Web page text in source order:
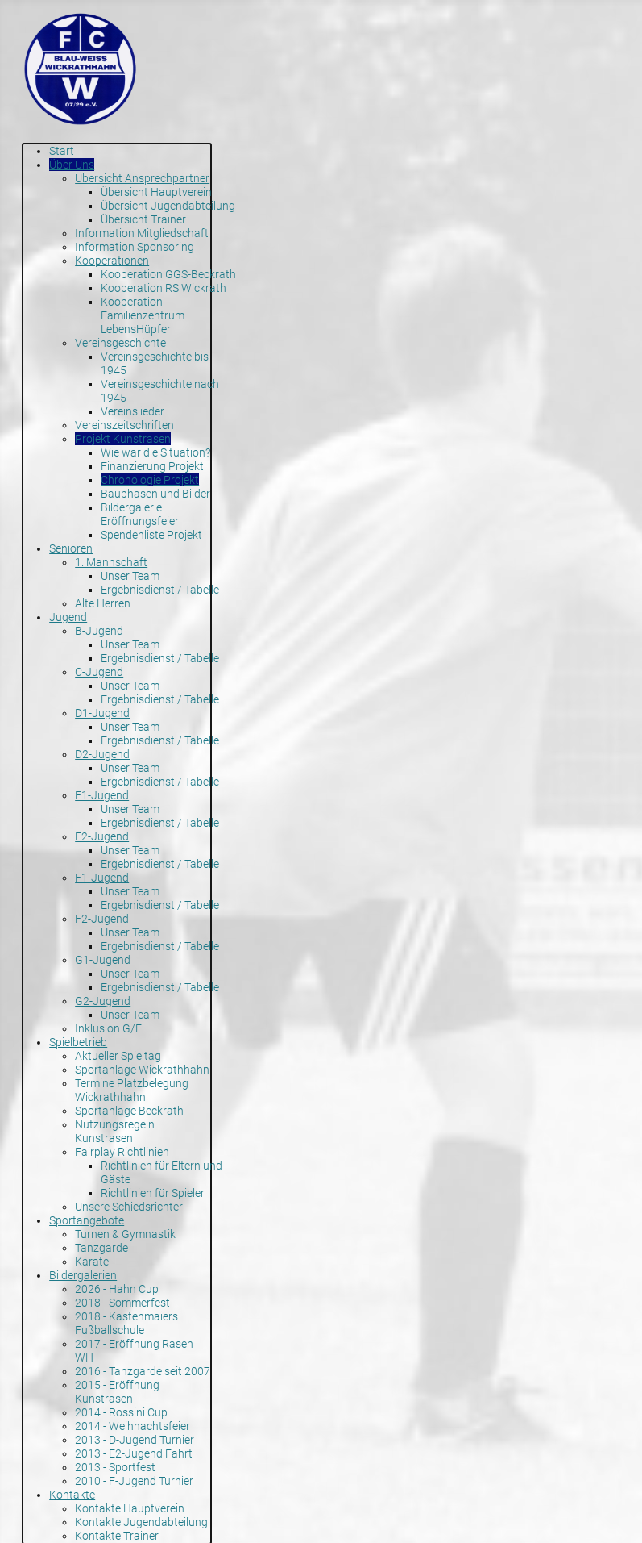
Start
Über Uns
Übersicht Ansprechpartner
Übersicht Hauptverein
Übersicht Jugendabteilung
Übersicht Trainer
Information Mitgliedschaft
Information Sponsoring
Kooperationen
Kooperation GGS-Beckrath
Kooperation RS Wickrath
Kooperation
Familienzentrum
LebensHüpfer
Vereinsgeschichte
Vereinsgeschichte bis
1945
Vereinsgeschichte nach
1945
Vereinslieder
Vereinszeitschriften
Projekt Kunstrasen
Wie war die Situation?
Finanzierung Projekt
Chronologie Projekt
Bauphasen und Bilder
Bildergalerie
Eröffnungsfeier
Spendenliste Projekt
Senioren
1. Mannschaft
Unser Team
Ergebnisdienst / Tabelle
Alte Herren
Jugend
B-Jugend
Unser Team
Ergebnisdienst / Tabelle
C-Jugend
Unser Team
Ergebnisdienst / Tabelle
D1-Jugend
Unser Team
Ergebnisdienst / Tabelle
D2-Jugend
Unser Team
Ergebnisdienst / Tabelle
E1-Jugend
Unser Team
Ergebnisdienst / Tabelle
E2-Jugend
Unser Team
Ergebnisdienst / Tabelle
F1-Jugend
Unser Team
Ergebnisdienst / Tabelle
F2-Jugend
Unser Team
Ergebnisdienst / Tabelle
G1-Jugend
Unser Team
Ergebnisdienst / Tabelle
G2-Jugend
Unser Team
Inklusion G/F
Spielbetrieb
Aktueller Spieltag
Sportanlage Wickrathhahn
Termine Platzbelegung
Wickrathhahn
Sportanlage Beckrath
Nutzungsregeln
Kunstrasen
Fairplay Richtlinien
Richtlinien für Eltern und
Gäste
Richtlinien für Spieler
Unsere Schiedsrichter
Sportangebote
Turnen & Gymnastik
Tanzgarde
Karate
Bildergalerien
2026 - Hahn Cup
2018 - Sommerfest
2018 - Kastenmaiers
Fußballschule
2017 - Eröffnung Rasen
WH
2016 - Tanzgarde seit 2007
2015 - Eröffnung
Kunstrasen
2014 - Rossini Cup
2014 - Weihnachtsfeier
2013 - D-Jugend Turnier
2013 - E2-Jugend Fahrt
2013 - Sportfest
2010 - F-Jugend Turnier
Kontakte
Kontakte Hauptverein
Kontakte Jugendabteilung
Kontakte Trainer